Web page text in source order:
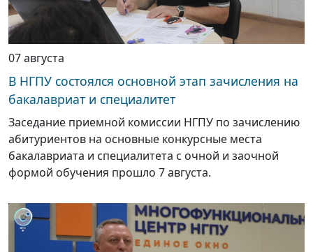
07 августа
В НГПУ состоялся основной этап зачисления на
бакалавриат и специалитет
Заседание приемной комиссии НГПУ по зачислению
абитуриентов на основные конкурсные места
бакалавриата и специалитета с очной и заочной
формой обучения прошло 7 августа.